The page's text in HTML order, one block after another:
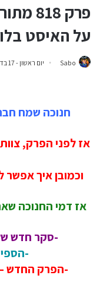
פרק
על האיסט
Sabo יום ראשון - 17 בדצמבר 2017
חנוכה שמח
אז לפני הפרק,
וכמובן איך אפשר
אז דמי החנוכה
-סקר חדש
-
-הפרק החדש – פרק 818